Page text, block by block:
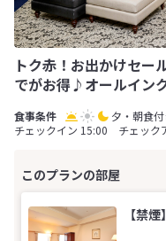
トク赤！お出かけセ
でがお得♪オールイン
夕・朝食付
チェックイン 15:00 チェック
【禁